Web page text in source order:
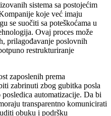
sistema sa postojećim
koje već imaju
se suočiti sa poteškoćama u
Ovaj proces može
prilagođavanje poslovnih
restrukturiranje
zaposlenih prema
zabrinuti zbog gubitka posla
automatizacije. Da bi
transparentno komunicirati
obuku i podršku